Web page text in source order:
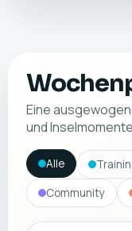
Eine
und
Alle
Community